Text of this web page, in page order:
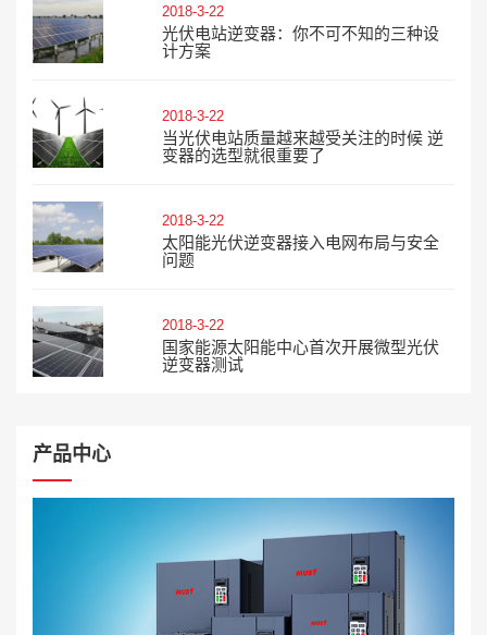
2018-3-22
光伏电站逆变器：你不可不知的三种设
计方案
2018-3-22
当光伏电站质量越来越受关注的时候 逆
变器的选型就很重要了
2018-3-22
太阳能光伏逆变器接入电网布局与安全
问题
2018-3-22
国家能源太阳能中心首次开展微型光伏
逆变器测试
产品中心